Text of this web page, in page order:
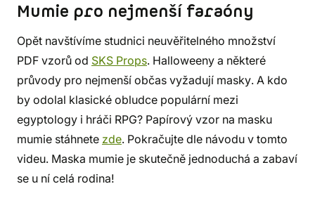
Mumie pro nejmenší faraóny
Opět navštívíme studnici neuvěřitelného množství
PDF vzorů od SKS Props. Halloweeny a některé
průvody pro nejmenší občas vyžadují masky. A kdo
by odolal klasické obludce populární mezi
egyptology i hráči RPG? Papírový vzor na masku
mumie stáhnete zde. Pokračujte dle návodu v tomto
videu. Maska mumie je skutečně jednoduchá a zabaví
se u ní celá rodina!